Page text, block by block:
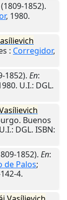
(1809-1852).
, 1980.
: Corregidor,
1852). En:
. U.I.: DGL.
Buenos
U.I.: DGL. ISBN:
1852). En:
de Palos;
4.